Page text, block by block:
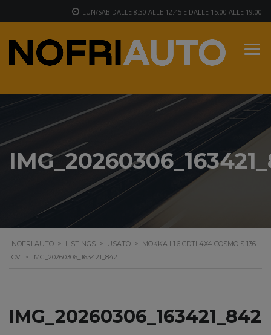
LUN/SAB DALLE 8:30 ALLE 12:45 E DALLE 15:00 ALLE 19:00
NOFRI AUTO > LISTINGS > USATO > MOKKA I 1.6 CDTI 4X4 COSMO S 136
CV > IMG_20260306_163421_842
IMG_20260306_163421_842